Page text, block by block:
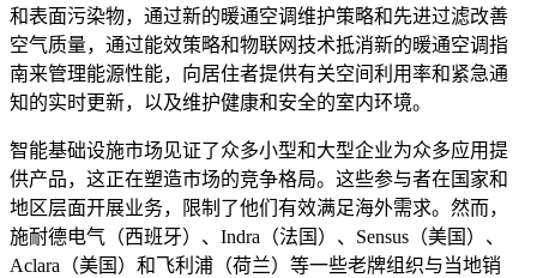
和表面污染物，通过新的暖通空调维护策略和先进过滤改善
空气质量，通过能效策略和物联网技术抵消新的暖通空调指
南来管理能源性能，向居住者提供有关空间利用率和紧急通
知的实时更新，以及维护健康和安全的室内环境。
智能基础设施市场见证了众多小型和大型企业为众多应用提
供产品，这正在塑造市场的竞争格局。这些参与者在国家和
地区层面开展业务，限制了他们有效满足海外需求。然而，
施耐德电气（西班牙）、Indra（法国）、Sensus（美国）、
Aclara（美国）和飞利浦（荷兰）等一些老牌组织与当地销